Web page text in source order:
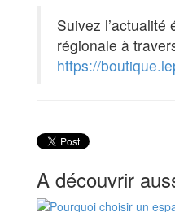
Suivez l’actualité
régionale à
https://
A découvrir